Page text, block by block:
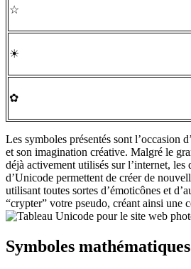
☆
☀
✿
Les symboles présentés sont l’occasion
et son imagination créative. Malgré le
déjà activement utilisés sur l’internet, les
d’Unicode permettent de créer de
utilisant toutes sortes d’émoticônes et
“crypter” votre pseudo, créant ainsi une
Symboles